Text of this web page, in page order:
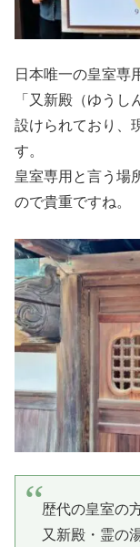
日本唯一の皇室専
「又新殿（ゆう
設けられており、
す。
皇室専用と言う場
ので貴重ですね。
歴代の皇室の
又新殿・霊の